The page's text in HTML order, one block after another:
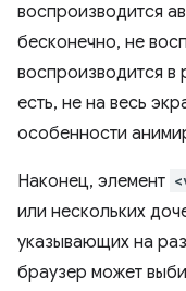
воспроизводится
бесконечно, не
воспроизводится в
есть, не на весь
особенности
Наконец, элемент
или нескольких
указывающих на
браузер может